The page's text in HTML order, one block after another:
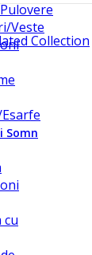
Veste
Somn
cu
Collection